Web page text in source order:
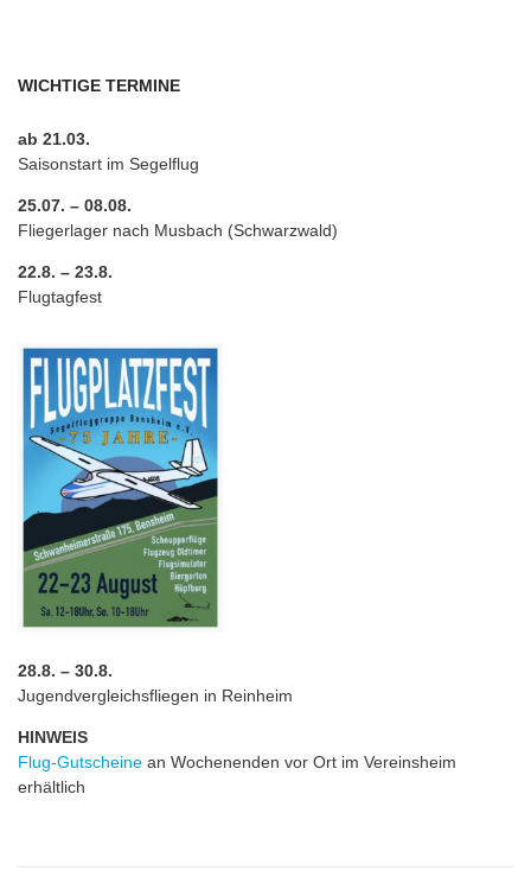
WICHTIGE TERMINE
ab 21.03.
Saisonstart im Segelflug
25.07. – 08.08.
Fliegerlager nach Musbach (Schwarzwald)
22.8. – 23.8.
Flugtagfest
28.8. – 30.8.
Jugendvergleichsfliegen in Reinheim
HINWEIS
Flug-Gutscheine an Wochenenden vor Ort im Vereinsheim
erhältlich